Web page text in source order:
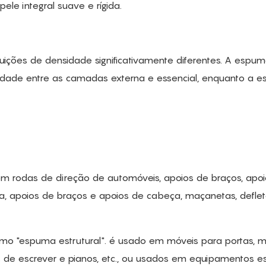
integral suave e rígida.
de densidade significativamente diferentes. A
entre as camadas externa e essencial, enquanto a
rodas de direção de automóveis, apoios de braços,
apoios de braços e apoios de cabeça, maçanetas,
"espuma estrutural". é usado em móveis para portas,
escrever e pianos, etc., ou usados ​​em equipamentos